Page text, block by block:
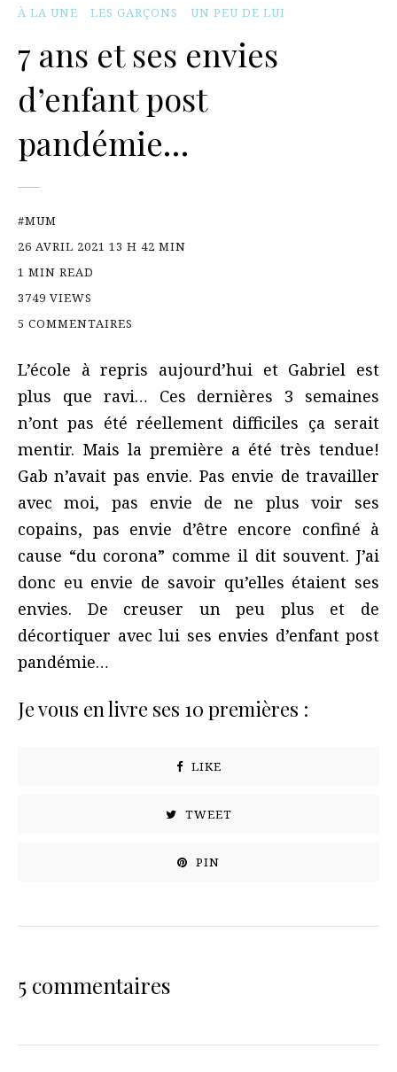
À LA UNE LES GARÇONS UN PEU DE LUI
7 ans et ses envies
d’enfant post
pandémie…
#MUM
26 AVRIL 2021 13 H 42 MIN
1 MIN READ
3749 VIEWS
5 COMMENTAIRES
L’école à repris aujourd’hui et Gabriel est
plus que ravi… Ces dernières 3 semaines
n’ont pas été réellement difficiles ça serait
mentir. Mais la première a été très tendue!
Gab n’avait pas envie. Pas envie de travailler
avec moi, pas envie de ne plus voir ses
copains, pas envie d’être encore confiné à
cause “du corona” comme il dit souvent. J’ai
donc eu envie de savoir qu’elles étaient ses
envies. De creuser un peu plus et de
décortiquer avec lui ses envies d’enfant post
pandémie…
Je vous en livre ses 10 premières :
LIKE
TWEET
PIN
5 commentaires